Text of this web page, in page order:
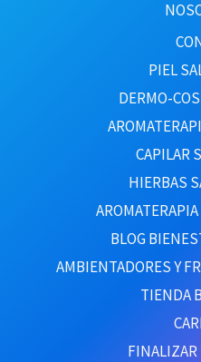
PIEL
DERMO-
CAPILAR
HIERBAS
BLOG
AMBIENTADORES Y
TIENDA
FINALIZAR